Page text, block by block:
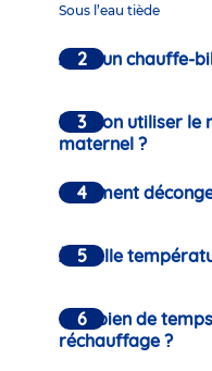
Sous l’eau tiède
Avec un chauffe-
Peut-on utiliser le
maternel ?
Comment
À quelle
Combien de
réchauffage ?